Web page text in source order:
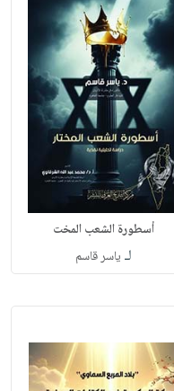
أسطورة الشعب المخت
لـ ياسر قاسم